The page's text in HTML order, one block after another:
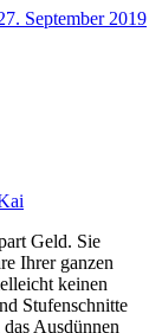
September 2019
Geld. Sie
Ihrer ganzen
keinen
Stufenschnitte
Ausdünnen